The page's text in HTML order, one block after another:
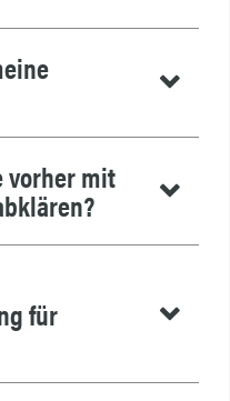
vorher mit
für